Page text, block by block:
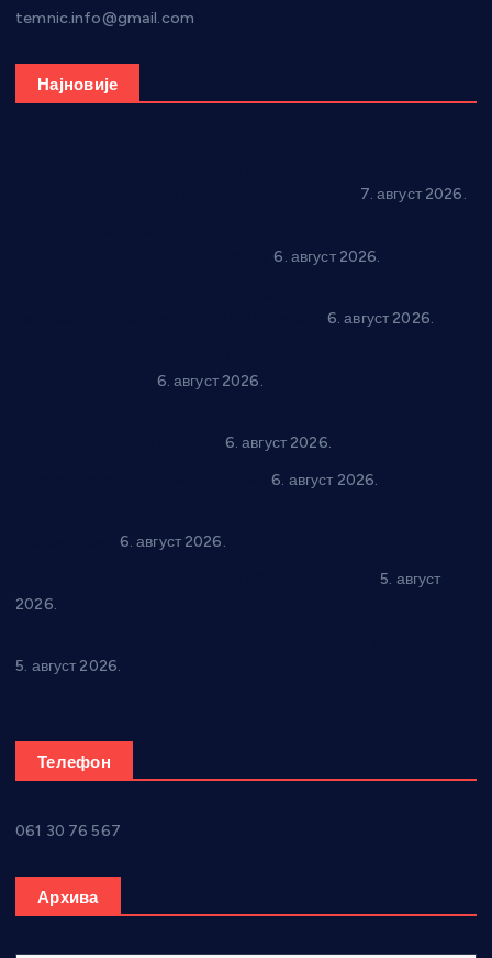
temnic.info@gmail.com
Најновије
7. август 2026.
6. август 2026.
6. август 2026.
6. август 2026.
6. август 2026.
6. август 2026.
6. август 2026.
5. август
2026.
5. август 2026.
Телефон
061 30 76 567
Архива